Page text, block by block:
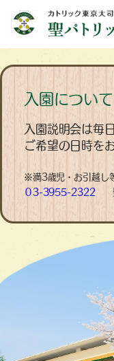
入園について
入園説明会は毎
ご希望の日時を
※満3歳児・お引越し
０3-3955-2322 聖